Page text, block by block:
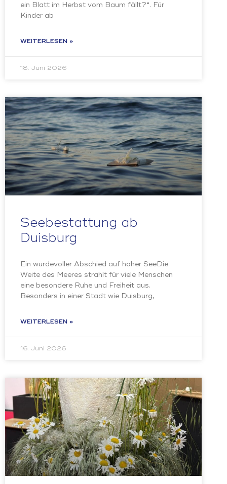
ein Blatt im Herbst vom Baum fällt?“. Für
Kinder ab
WEITERLESEN »
18. Juni 2026
Seebestattung ab
Duisburg
Ein würdevoller Abschied auf hoher SeeDie
Weite des Meeres strahlt für viele Menschen
eine besondere Ruhe und Freiheit aus.
Besonders in einer Stadt wie Duisburg,
WEITERLESEN »
16. Juni 2026